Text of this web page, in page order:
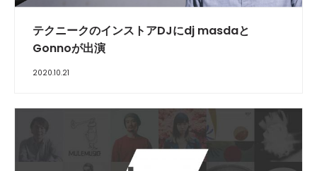
テクニークのインストアDJにdj masdaと
Gonnoが出演
2020.10.21